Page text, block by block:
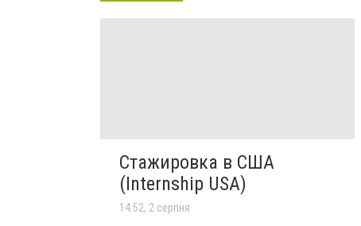
Стажировка в США
(Internship USA)
14:52, 2 серпня